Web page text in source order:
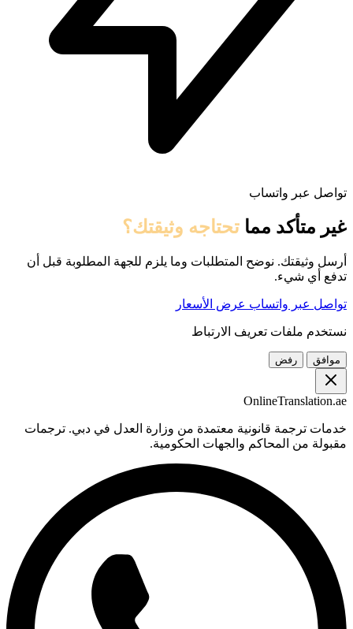
تواصل عبر واتساب
غير متأكد مما تحتاجه وثيقتك؟
أرسل وثيقتك. نوضح المتطلبات وما يلزم للجهة المطلوبة قبل أن
تدفع أي شيء.
تواصل عبر واتساب عرض الأسعار
نستخدم ملفات تعريف الارتباط
موافق رفض
OnlineTranslation.ae
خدمات ترجمة قانونية معتمدة من وزارة العدل في دبي. ترجمات
مقبولة من المحاكم والجهات الحكومية.